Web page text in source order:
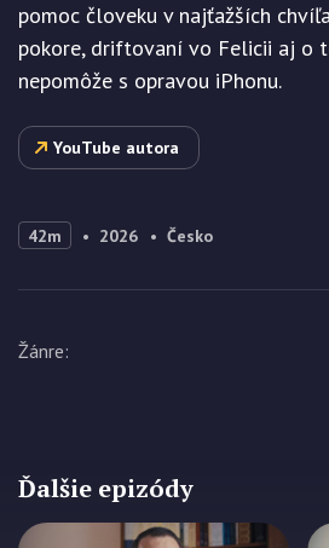
pomoc človeku v najťažších
pokore, driftovaní vo Felicii aj o
nepomôže s opravou iPhonu.
YouTube autora
42m 2026 Česko
Žánre:
Ďalšie epizódy